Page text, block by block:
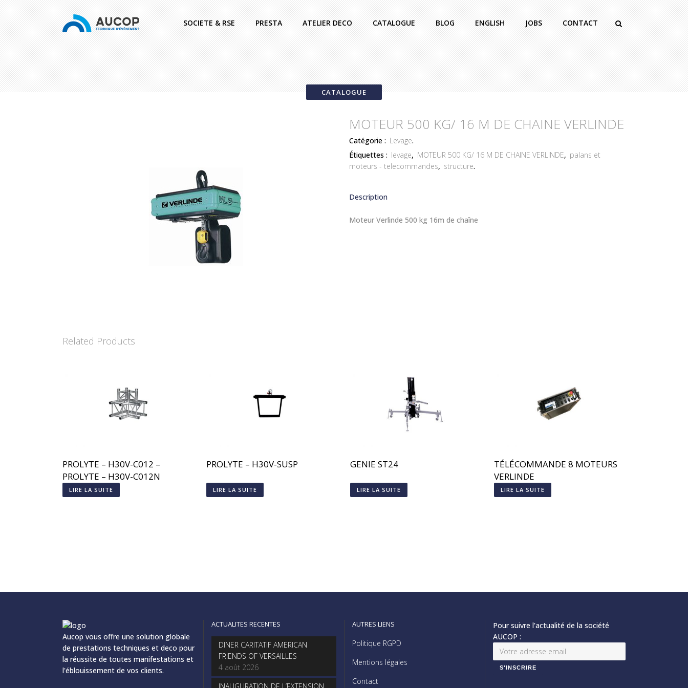
SOCIETE & RSE PRESTA ATELIER DECO CATALOGUE BLOG ENGLISH JOBS CONTACT
CATALOGUE
MOTEUR 500 KG/ 16 M DE CHAINE VERLINDE
Catégorie : Levage.
Étiquettes : levage, MOTEUR 500 KG/ 16 M DE CHAINE VERLINDE, palans et
moteurs - telecommandes, structure.
Description
Moteur Verlinde 500 kg 16m de chaîne
Related Products
PROLYTE – H30V-C012 –
PROLYTE – H30V-C012N
LIRE LA SUITE
PROLYTE – H30V-SUSP
LIRE LA SUITE
GENIE ST24
LIRE LA SUITE
TÉLÉCOMMANDE 8 MOTEURS
VERLINDE
LIRE LA SUITE
Aucop vous offre une solution globale
de prestations techniques et deco pour
la réussite de toutes manifestations et
l'éblouissement de vos clients.
ACTUALITES RECENTES
DINER CARITATIF AMERICAN
FRIENDS OF VERSAILLES
4 août 2026
AUTRES LIENS
Politique RGPD
Mentions légales
Contact
Pour suivre l'actualité de la société
AUCOP :